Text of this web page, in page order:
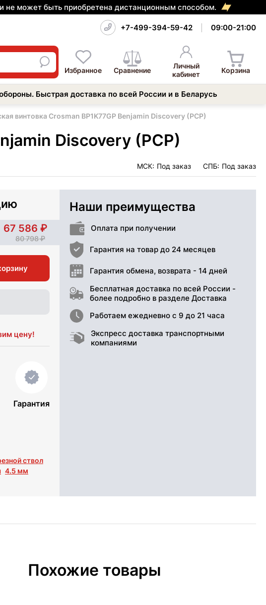
не может быть приобретена дистанционным способом.
+7-499-394-59-42 09:00-21:00
Избранное Сравнение
Личный
кабинет
Корзина
Быстрая доставка по всей России и в Беларусь
винтовка Crosman BP1K77GP Benjamin Discovery (PCP)
Discovery (PCP)
МСК: Под заказ СПБ: Под заказ
67 586
80 798
цену!
Гарантия
ствол
4.5 мм
Наши преимущества
Оплата при получении
Гарантия на товар до 24 месяцев
Гарантия обмена, возврата - 14 дней
Бесплатная доставка по всей России -
более подробно в разделе Доставка
Работаем ежедневно с 9 до 21 часа
Экспресс доставка транспортными
компаниями
Похожие товары